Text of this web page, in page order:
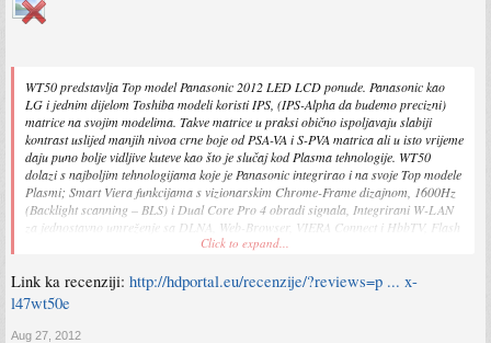
WT50 predstavlja Top model Panasonic 2012 LED LCD ponude. Panasonic kao
LG i jednim dijelom Toshiba modeli koristi IPS, (IPS-Alpha da budemo precizni)
matrice na svojim modelima. Takve matrice u praksi obično ispoljavaju slabiji
kontrast uslijed manjih nivoa crne boje od PSA-VA i S-PVA matrica ali u isto vrijeme
daju puno bolje vidljive kuteve kao što je slučaj kod Plasma tehnologije. WT50
dolazi s najboljim tehnologijama koje je Panasonic integrirao i na svoje Top modele
Plasmi; Smart Viera funkcijama s vizionarskim Chrome-Frame dizajnom, 1600Hz
(Backlight scanning – BLS) i Dual Core Pro 4 obradi signala, Integrirani W-LAN
za jednostavno umreženje sa DLNA, Web-Browser, VIERA Connect i HbbTV, Flash
Player. Vrlo jednostavna uporaba preko Multitaskinga, Smart Link Pro i Touch Pad
kao i USB- i SD-snimanje. Dakle sve od tehnologija koje se nudi na tržištu kao
najbolje trenutno upakovane su u okvir WT50 modela. Nas zanima najviše kvaliteta
slike i cijena jer se ovaj model takmiči s najboljim modelima Philipsa, Samsunga,
Sonya i Sharpa koji imaju naprednije matrice kada je u pitanju prikaz kontrasta.
Click to expand...
Link ka recenziji: http://hdportal.eu/recenzije/?reviews=p ... x-
l47wt50e
Aug 27, 2012